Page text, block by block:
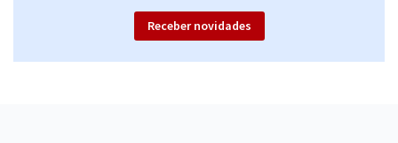
Receber novidades